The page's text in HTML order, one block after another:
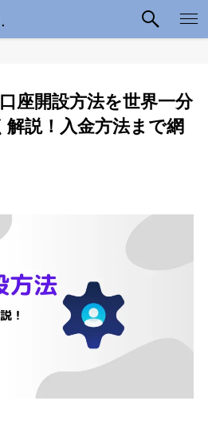
座開設方法を世界一分
説！入金方法まで網